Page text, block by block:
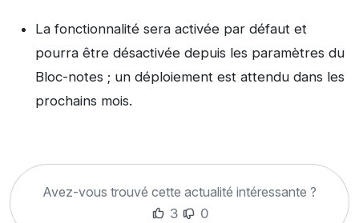
La fonctionnalité sera activée par défaut et
pourra être désactivée depuis les paramètres du
Bloc-notes ; un déploiement est attendu dans les
prochains mois.
Avez-vous trouvé cette actualité intéressante ?
3
0